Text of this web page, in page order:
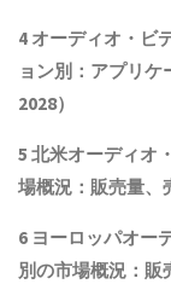
4 オーディオ・ビ
ョン別：アプリ
2028）
5 北米オーディオ
場概況 ：販売量、
6 ヨーロッパオー
別の市場概況：販